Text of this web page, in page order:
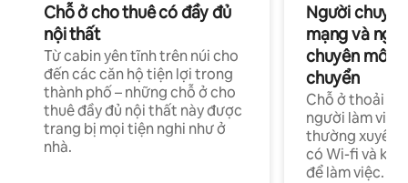
Chỗ ở cho thuê có đầy đủ
nội thất
Từ cabin yên tĩnh trên núi cho
đến các căn hộ tiện lợi trong
thành phố – những chỗ ở cho
thuê đầy đủ nội thất này được
trang bị mọi tiện nghi như ở
nhà.
Người
mạng và
chuyên môn
chuyển
Chỗ ở thoải
người làm việc
thường xuyên
có Wi-fi và
để làm việc.